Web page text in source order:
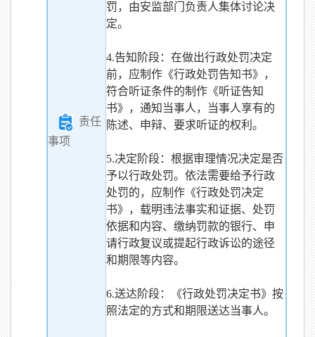
责任
事项
罚，由安监部门负责人集体讨论决
定。
4.告知阶段：在做出行政处罚决定
前，应制作《行政处罚告知书》，
符合听证条件的制作《听证告知
书》，通知当事人，当事人享有的
陈述、申辩、要求听证的权利。
5.决定阶段：根据审理情况决定是否
予以行政处罚。依法需要给予行政
处罚的，应制作《行政处罚决定
书》，载明违法事实和证据、处罚
依据和内容、缴纳罚款的银行、申
请行政复议或提起行政诉讼的途径
和期限等内容。
6.送达阶段：《行政处罚决定书》按
照法定的方式和期限送达当事人。